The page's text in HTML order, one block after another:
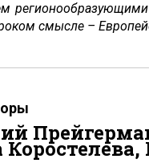
смысле –